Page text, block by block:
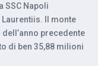
SSC Napoli
Il monte
precedente
di ben 35,88 milioni